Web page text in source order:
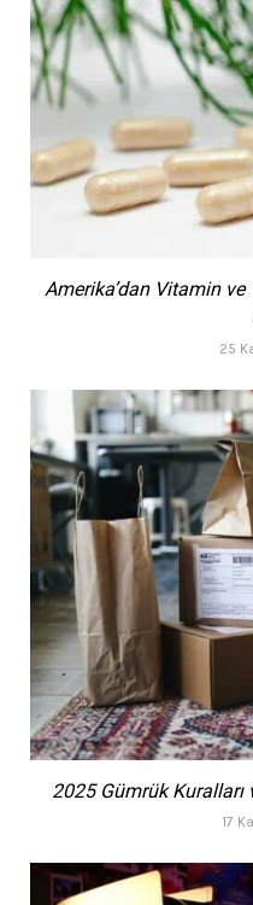
Amerika’dan Vitamin ve
25
2025 Gümrük Kuralları
17